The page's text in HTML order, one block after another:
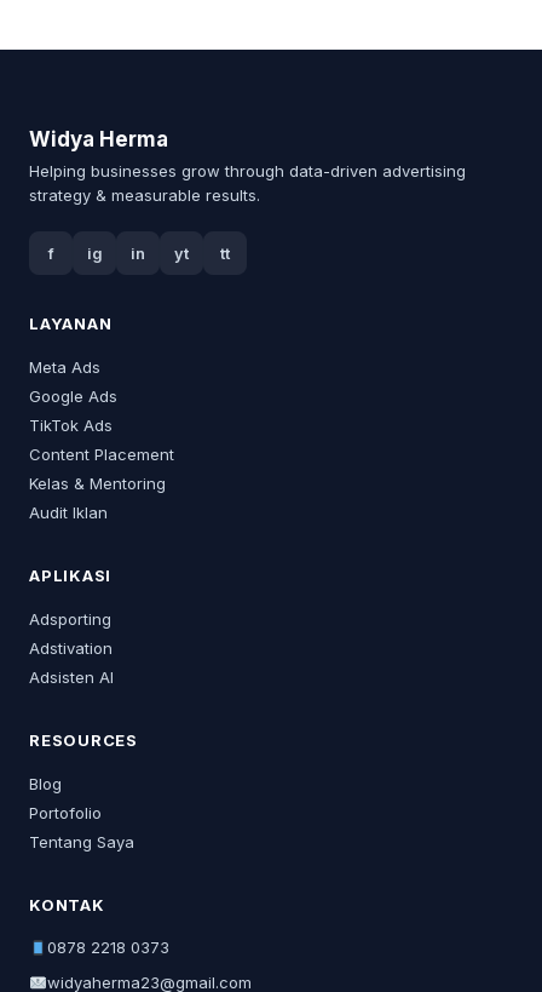
Widya Herma
Helping businesses grow through data-driven advertising
strategy & measurable results.
f ig in yt tt
LAYANAN
Meta Ads
Google Ads
TikTok Ads
Content Placement
Kelas & Mentoring
Audit Iklan
APLIKASI
Adsporting
Adstivation
Adsisten AI
RESOURCES
Blog
Portofolio
Tentang Saya
KONTAK
0878 2218 0373
widyaherma23@gmail.com